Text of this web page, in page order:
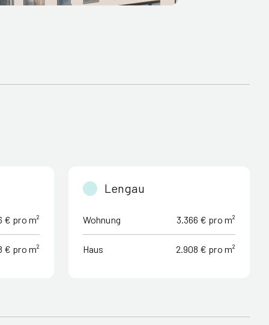
€ pro m²
€ pro m²
Lengau
Wohnung 3.366 € pro m²
Haus 2.908 € pro m²